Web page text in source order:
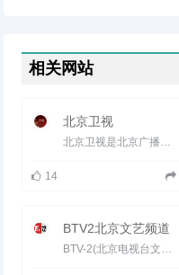
相关网站
北京卫视
14
BTV2北京文艺频道